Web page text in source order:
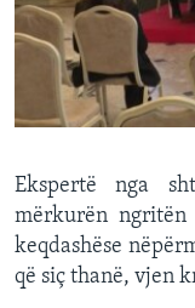
INTERVISTA
DITARI
Ekspertë nga
mërkurën
keqdashëse
që siç thanë, vjen